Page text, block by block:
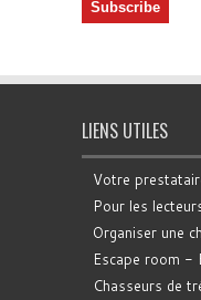
LIENS UTILES
Votre
Pour les
Organiser une
Escape room -
Chasseurs de